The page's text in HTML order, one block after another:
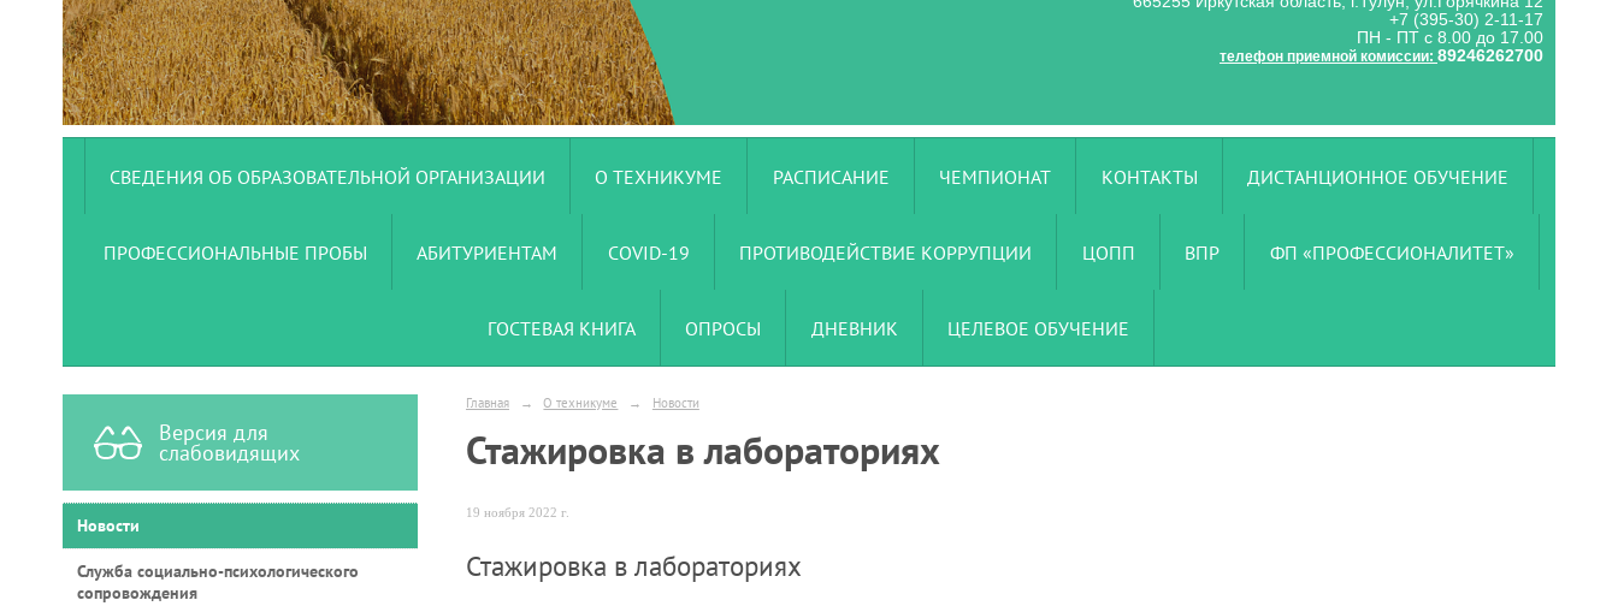
+7 (395-30) 2-11-17
ПН - ПТ с 8.00 до 17.00
телефон приемной комиссии: 89246262700
СВЕДЕНИЯ ОБ ОБРАЗОВАТЕЛЬНОЙ ОРГАНИЗАЦИИ О ТЕХНИКУМЕ РАСПИСАНИЕ ЧЕМПИОНАТ КОНТАКТЫ ДИСТАНЦИОННОЕ ОБУЧЕНИЕ
ПРОФЕССИОНАЛЬНЫЕ ПРОБЫ АБИТУРИЕНТАМ COVID-19 ПРОТИВОДЕЙСТВИЕ КОРРУПЦИИ ЦОПП ВПР ФП «ПРОФЕССИОНАЛИТЕТ»
ГОСТЕВАЯ КНИГА ОПРОСЫ ДНЕВНИК ЦЕЛЕВОЕ ОБУЧЕНИЕ
Версия для
слабовидящих
Новости
Служба социально-психологического
сопровождения
Главная → О техникуме → Новости
Стажировка в лабораториях
19 ноября 2022 г.
Стажировка в лабораториях